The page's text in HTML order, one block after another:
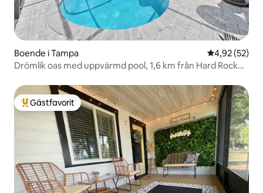
Boende i Tampa 4,92 av 5 i
4,92 (52)
Drömlik oas med uppvärmd pool, 1,6 km från Hard Rock
Populär gästfavorit
Gästfavorit